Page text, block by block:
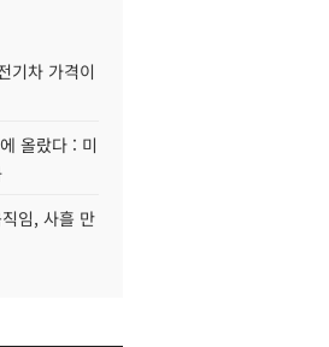
기차 가격이
올랐다 : 미
임, 사흘 만